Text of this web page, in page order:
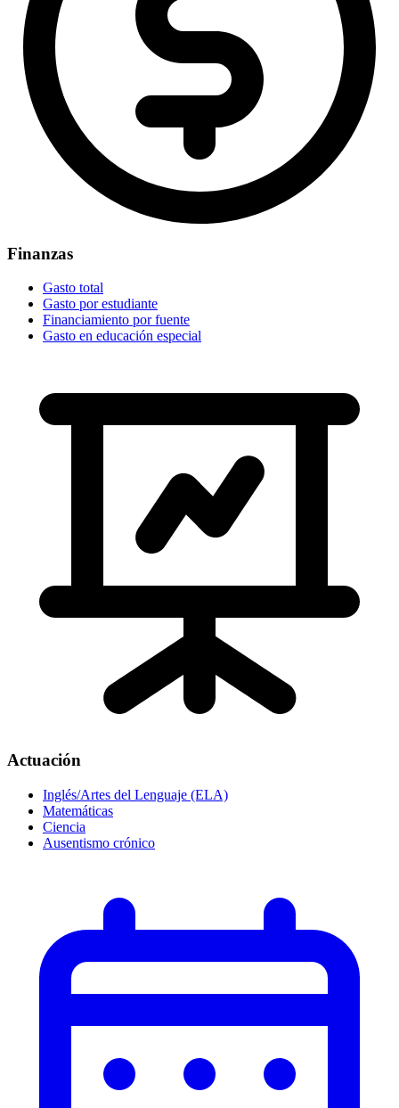
Finanzas
Gasto total
Gasto por estudiante
Financiamiento por fuente
Gasto en educación especial
Actuación
Inglés/Artes del Lenguaje (ELA)
Matemáticas
Ciencia
Ausentismo crónico